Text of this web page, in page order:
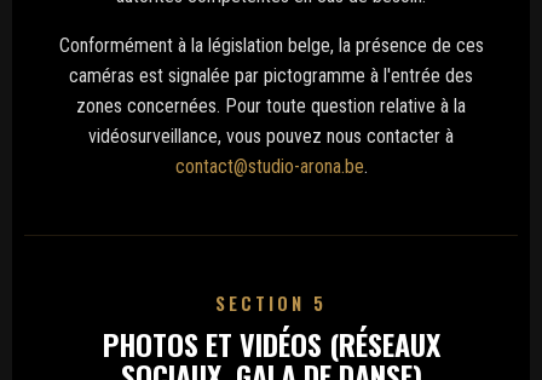
Conformément à la législation belge, la présence de ces
caméras est signalée par pictogramme à l'entrée des
zones concernées. Pour toute question relative à la
vidéosurveillance, vous pouvez nous contacter à
contact@studio-arona.be.
SECTION 5
PHOTOS ET VIDÉOS (RÉSEAUX